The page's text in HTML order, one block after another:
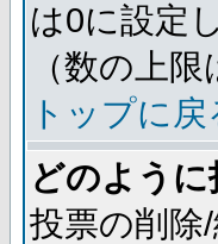
は0に設定
（数の上
トップに戻
どのよう
投票の削除